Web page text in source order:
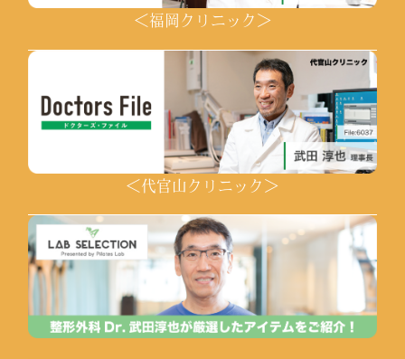
＜福岡クリニック＞
＜代官山クリニック＞